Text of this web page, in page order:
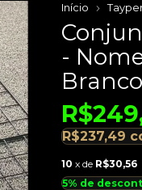
Início
-
Branco
R$237,49
10 x de R$30,56
5% de